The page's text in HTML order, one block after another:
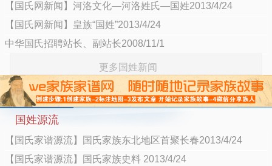
【国氏网新闻】河洛文化—河洛姓氏—国姓2013/4/24
【国氏网新闻】皇族“国姓”2013/4/24
中华国氏招聘站长、副站长2008/11/1
更多国姓新闻
国姓源流
【国氏家谱源流】国氏家族东北地区首聚长春2013/4/24
【国氏家谱源流】国氏家族史料 2013/4/24